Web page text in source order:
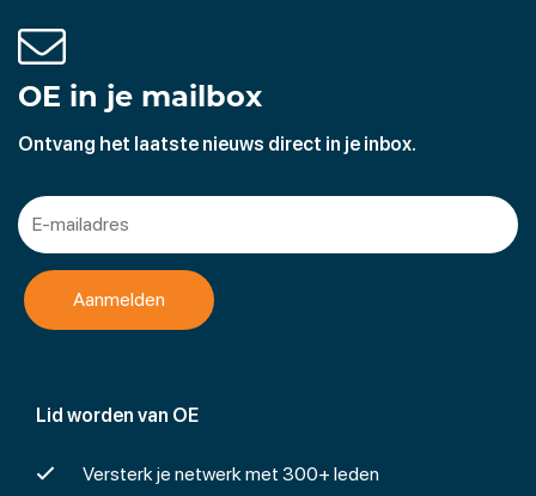
altijd vakwerk van.
Lid worden van OE
Versterk je netwerk met 300+ leden
OE in je mailbox
Ontvang het laatste nieuws direct in je inbox.